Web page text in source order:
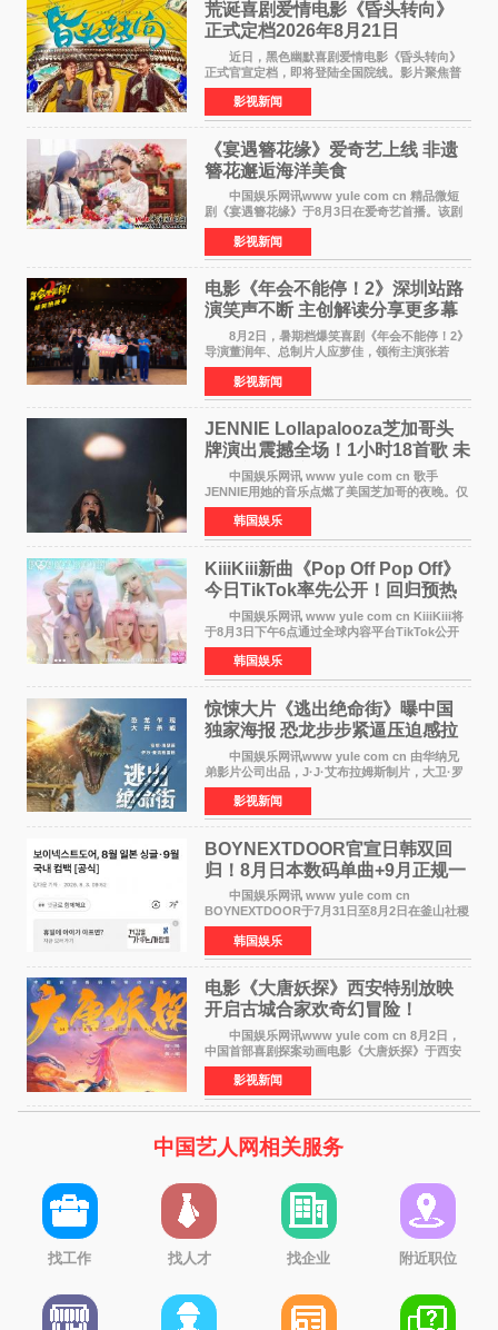
荒诞喜剧爱情电影《昏头转向》
正式定档2026年8月21日
近日，黑色幽默喜剧爱情电影《昏头转向》
正式官宣定档，即将登陆全国院线。影片聚焦普
通人的荒诞生活，以戏谑诙谐的镜头语言、反转
不断的剧情，融合爆笑喜剧与细腻爱情元素，打
造出一部接地气
影视新闻
《宴遇簪花缘》爱奇艺上线 非遗
簪花邂逅海洋美食
中国娱乐网讯www yule com cn 精品微短
剧《宴遇簪花缘》于8月3日在爱奇艺首播。该剧
是泉州荣膺世界美食之都后推出的首部美食主题
文旅微短剧，实力派演员孙茜特别出演簪花非遗
传承人，她曾参演
影视新闻
电影《年会不能停！2》深圳站路
演笑声不断 主创解读分享更多幕
后创作
8月2日，暑期档爆笑喜剧《年会不能停！2》
导演董润年、总制片人应萝佳，领衔主演张若
昀、白客，主演酷酷的滕出席深圳路演，与观众
近距离趣味互动，畅聊创作细节与名场面，一路
笑声不断。影片讲
影视新闻
JENNIE Lollapalooza芝加哥头
牌演出震撼全场！1小时18首歌 未
发行新曲首度公开
中国娱乐网讯 www yule com cn 歌手
JENNIE用她的音乐点燃了美国芝加哥的夜晚。仅
需1小时，就足以证明K-pop女性solo艺人首次登
上Lollapalooza这一头衔的分量。她向世人展示
了为何自己能作为世
韩国娱乐
KiiiKiii新曲《Pop Off Pop Off》
今日TikTok率先公开！回归预热
全面启动
中国娱乐网讯 www yule com cn KiiiKiii将
于8月3日下午6点通过全球内容平台TikTok公开
将于10日发行的迷你三辑《WhyKiiiKiii》主打歌
〈Pop Off Pop Off〉的挑战视频，率先公开部分
音源和亮
韩国娱乐
惊悚大片《逃出绝命街》曝中国
独家海报 恐龙步步紧逼压迫感拉
中国娱乐网讯www yule com cn 由华纳兄
弟影片公司出品，J·J·艾布拉姆斯制片，大卫·罗
伯特·米切尔执导，好莱坞巨星安妮·海瑟薇、伊万
·麦克格雷格主演的2026年暑期惊悚恐龙大片《逃
出绝命
影视新闻
BOYNEXTDOOR官宣日韩双回
归！8月日本数码单曲+9月正规一
辑改版
中国娱乐网讯 www yule com cn
BOYNEXTDOOR于7月31日至8月2日在釜山社稷
室内体育馆举办了BOYNEXTDOOR TOUR
&lsquo;KNOCK ON Vol 2&rsquo; IN
BUSAN，与当地粉丝共度难忘时光。 在演
韩国娱乐
电影《大唐妖探》西安特别放映
开启古城合家欢奇幻冒险！
中国娱乐网讯www yule com cn 8月2日，
中国首部喜剧探案动画电影《大唐妖探》于西安
举办特别放映活动。活动面向西安市民及广大游
客开放超前观影，让一众观众率先奔赴一场新奇
欢乐的大唐探案之
影视新闻
中国艺人网相关服务
找工作 找人才 找企业 附近职位